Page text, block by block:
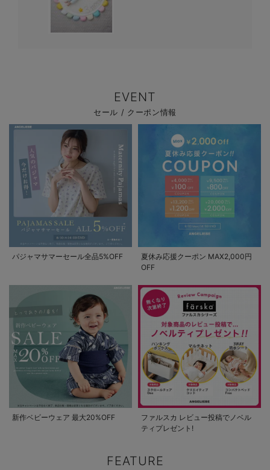
EVENT
セール / クーポン情報
パジャマサマーセール全品5%OFF
夏休み応援クーポン MAX2,000円
OFF
新作ベビーウェア 最大20%OFF
ファルスカ レビュー投稿でノベル
ティプレゼント!
FEATURE